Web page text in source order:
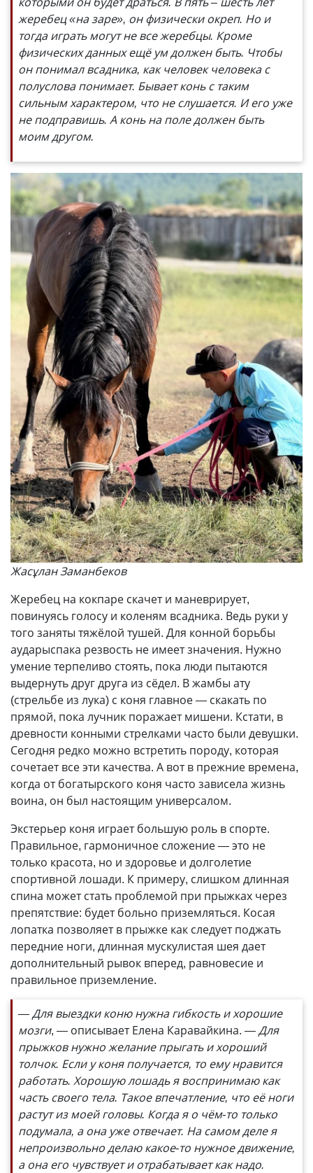
жеребец «на заре», он физически окреп. Но и
тогда играть могут не все жеребцы. Кроме
физических данных ещё ум должен быть. Чтобы
он понимал всадника, как человек человека с
полуслова понимает. Бывает конь с таким
сильным характером, что не слушается. И его уже
не подправишь. А конь на поле должен быть
моим другом.
Жасұлан Заманбеков
Жеребец на кокпаре скачет и маневрирует,
повинуясь голосу и коленям всадника. Ведь руки у
того заняты тяжёлой тушей. Для конной борьбы
аударыспака резвость не имеет значения. Нужно
умение терпеливо стоять, пока люди пытаются
выдернуть друг друга из сёдел. В жамбы ату
(стрельбе из лука) с коня главное — скакать по
прямой, пока лучник поражает мишени. Кстати, в
древности конными стрелками часто были девушки.
Сегодня редко можно встретить породу, которая
сочетает все эти качества. А вот в прежние времена,
когда от богатырского коня часто зависела жизнь
воина, он был настоящим универсалом.
Экстерьер коня играет большую роль в спорте.
Правильное, гармоничное сложение — это не
только красота, но и здоровье и долголетие
спортивной лошади. К примеру, слишком длинная
спина может стать проблемой при прыжках через
препятствие: будет больно приземляться. Косая
лопатка позволяет в прыжке как следует поджать
передние ноги, длинная мускулистая шея дает
дополнительный рывок вперед, равновесие и
правильное приземление.
— Для выездки коню нужна гибкость и хорошие
мозги, — описывает Елена Каравайкина. — Для
прыжков нужно желание прыгать и хороший
толчок. Если у коня получается, то ему нравится
работать. Хорошую лошадь я воспринимаю как
часть своего тела. Такое впечатление, что её ноги
растут из моей головы. Когда я о чём-то только
подумала, а она уже отвечает. На самом деле я
непроизвольно делаю какое-то нужное движение,
а она его чувствует и отрабатывает как надо.